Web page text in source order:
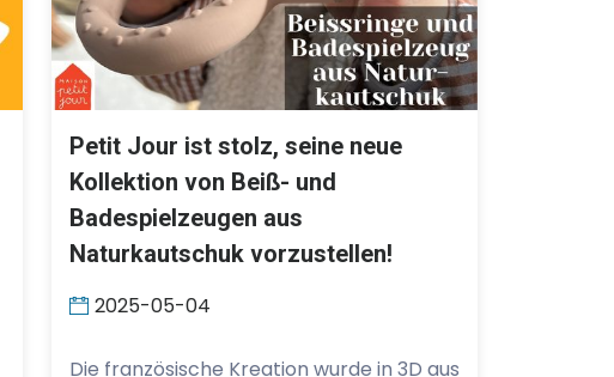
Petit Jour ist stolz, seine neue
Kollektion von Beiß- und
Badespielzeugen aus
Naturkautschuk vorzustellen!
2025-05-04
Die französische Kreation wurde in 3D aus